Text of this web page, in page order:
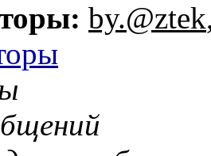
by.@ztek